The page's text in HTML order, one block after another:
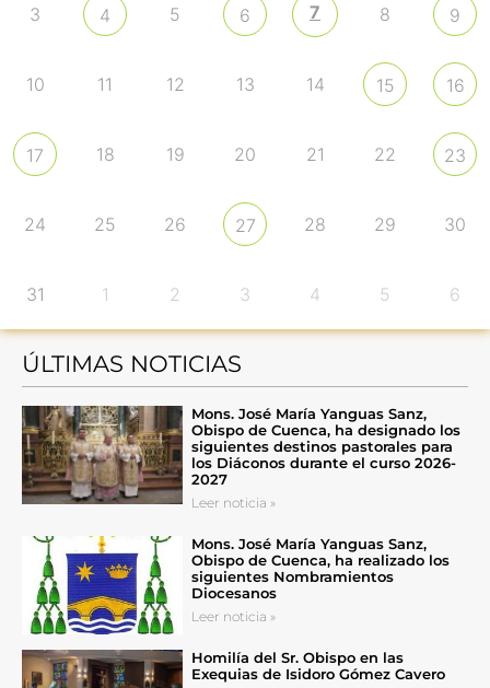
3 4 5 6 7 8 9
10 11 12 13 14 15 16
17 18 19 20 21 22 23
24 25 26 27 28 29 30
31 1 2 3 4 5 6
ÚLTIMAS NOTICIAS
Mons. José María Yanguas Sanz,
Obispo de Cuenca, ha designado los
siguientes destinos pastorales para
los Diáconos durante el curso 2026-
2027
Leer noticia »
Mons. José María Yanguas Sanz,
Obispo de Cuenca, ha realizado los
siguientes Nombramientos
Diocesanos
Leer noticia »
Homilía del Sr. Obispo en las
Exequias de Isidoro Gómez Cavero